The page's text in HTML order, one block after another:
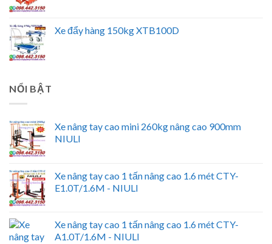
Xe đẩy hàng 150kg XTB100D
NỔI BẬT
Xe nâng tay cao mini 260kg nâng cao 900mm
NIULI
Xe nâng tay cao 1 tấn nâng cao 1.6 mét CTY-
E1.0T/1.6M - NIULI
Xe nâng tay cao 1 tấn nâng cao 1.6 mét CTY-
A1.0T/1.6M - NIULI